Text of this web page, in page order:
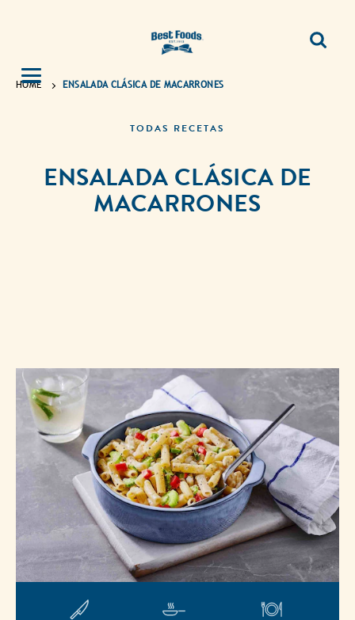
HOME ENSALADA CLÁSICA DE MACARRONES
TODAS RECETAS
ENSALADA CLÁSICA DE
MACARRONES